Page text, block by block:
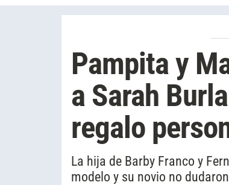
Pampita y
a Sarah
regalo
La hija de Barby Franco y
modelo y su novio no